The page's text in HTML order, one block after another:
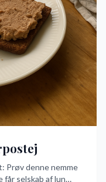
Prøv denne nemme
selskab af lun